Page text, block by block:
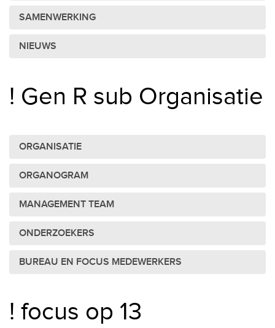
SAMENWERKING
NIEUWS
! Gen R sub Organisatie
ORGANISATIE
ORGANOGRAM
MANAGEMENT TEAM
ONDERZOEKERS
BUREAU EN FOCUS MEDEWERKERS
! focus op 13